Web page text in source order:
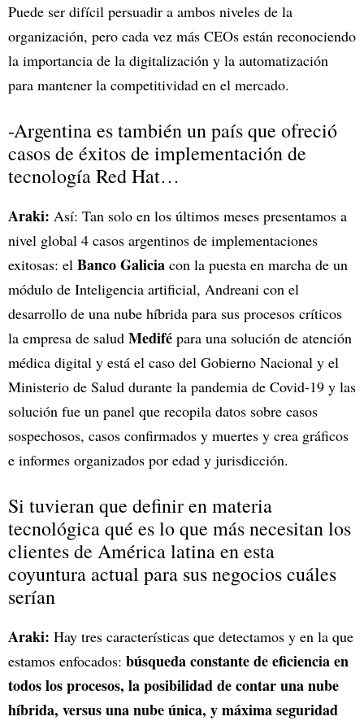
Puede ser difícil persuadir a ambos niveles de la
organización, pero cada vez más CEOs están reconociendo
la importancia de la digitalización y la automatización
para mantener la competitividad en el mercado.
-Argentina es también un país que ofreció
casos de éxitos de implementación de
tecnología Red Hat…
Araki: Así: Tan solo en los últimos meses presentamos a
nivel global 4 casos argentinos de implementaciones
exitosas: el Banco Galicia con la puesta en marcha de un
módulo de Inteligencia artificial, Andreani con el
desarrollo de una nube híbrida para sus procesos críticos
la empresa de salud Medifé para una solución de atención
médica digital y está el caso del Gobierno Nacional y el
Ministerio de Salud durante la pandemia de Covid-19 y las
solución fue un panel que recopila datos sobre casos
sospechosos, casos confirmados y muertes y crea gráficos
e informes organizados por edad y jurisdicción.
Si tuvieran que definir en materia
tecnológica qué es lo que más necesitan los
clientes de América latina en esta
coyuntura actual para sus negocios cuáles
serían
Araki: Hay tres características que detectamos y en la que
estamos enfocados: búsqueda constante de eficiencia en
todos los procesos, la posibilidad de contar una nube
híbrida, versus una nube única, y máxima seguridad